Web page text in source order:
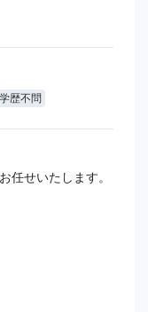
学歴不問
任せいたします。